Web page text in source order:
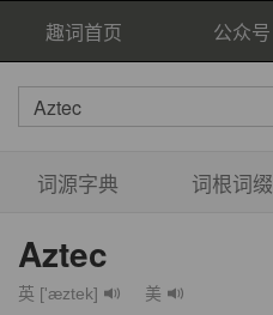
趣词首页 公众号
词源字典 词根词缀
Aztec
英 ['æztek] 美